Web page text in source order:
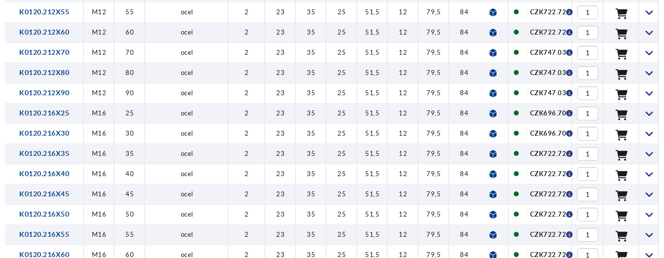
K0120.212X55 M12 55 ocel 2 23 35 25 51,5 12 79,5 84 108 138,5 26
CZK722.72
K0120.212X60 M12 60 ocel 2 23 35 25 51,5 12 79,5 84 108 138,5 26
CZK722.72
K0120.212X70 M12 70 ocel 2 23 35 25 51,5 12 79,5 84 108 138,5 26
CZK747.03
K0120.212X80 M12 80 ocel 2 23 35 25 51,5 12 79,5 84 108 138,5 26
CZK747.03
K0120.212X90 M12 90 ocel 2 23 35 25 51,5 12 79,5 84 108 138,5 26
CZK747.03
K0120.216X25 M16 25 ocel 2 23 35 25 51,5 12 79,5 84 108 138,5 26
CZK696.70
K0120.216X30 M16 30 ocel 2 23 35 25 51,5 12 79,5 84 108 138,5 26
CZK696.70
K0120.216X35 M16 35 ocel 2 23 35 25 51,5 12 79,5 84 108 138,5 26
CZK722.72
K0120.216X40 M16 40 ocel 2 23 35 25 51,5 12 79,5 84 108 138,5 26
CZK722.72
K0120.216X45 M16 45 ocel 2 23 35 25 51,5 12 79,5 84 108 138,5 26
CZK722.72
K0120.216X50 M16 50 ocel 2 23 35 25 51,5 12 79,5 84 108 138,5 26
CZK722.72
K0120.216X55 M16 55 ocel 2 23 35 25 51,5 12 79,5 84 108 138,5 26
CZK722.72
K0120.216X60 M16 60 ocel 2 23 35 25 51,5 12 79,5 84 108 138,5 26
CZK722.72